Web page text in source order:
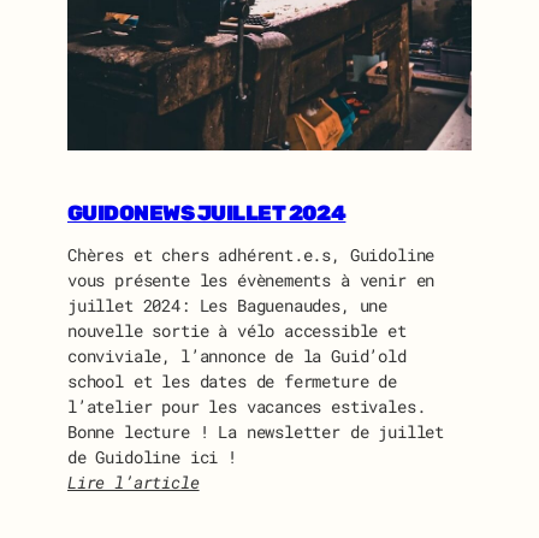
S
S
E
M
B
E
É
N
É
R
A
L
D
E
G
GUIDONEWS JUILLET 2024
Chères et chers adhérent.e.s, Guidoline
vous présente les évènements à venir en
juillet 2024: Les Baguenaudes, une
nouvelle sortie à vélo accessible et
conviviale, l’annonce de la Guid’old
school et les dates de fermeture de
l’atelier pour les vacances estivales.
Bonne lecture ! La newsletter de juillet
de Guidoline ici !
Lire l’article